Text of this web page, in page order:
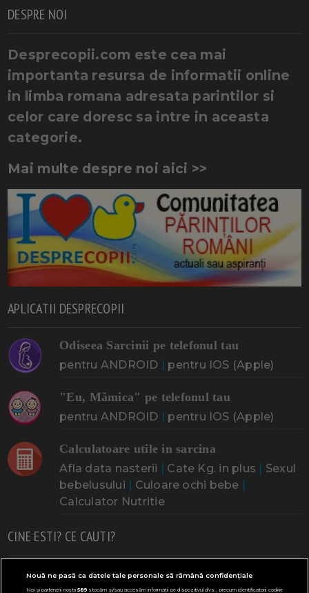
DESPRE NOI
Desprecopii.com este cea mai
importanta resursa de informatii online
in limba romana adresata parintilor si
celor care doresc sa intre in aceasta
categorie.
Mai multe despre noi aici >>
APLICATII DESPRECOPII
Odiseea Sarcinii pe telefonul tau
pentru ANDROID | pentru IOS (Apple)
"Eu, Mămica" pe telefonul tau
pentru ANDROID | pentru IOS (Apple)
Calculatoare utile in sarcina
Afla data nasterii | Cate Kg. in plus | Sexul
bebelusului | Culoare ochi bebe |
Calculator Nutritie
CINE ESTI? CE CAUTI?
Doresc un copil Adoptia Probleme cu sarcina
Nouă ne pasă ca datele tale personale să rămână confidențiale
Noi și partenerii noștri589stocăm și/sau accesăm informații pe dispozitivul dvs., precum identificatorii cookie